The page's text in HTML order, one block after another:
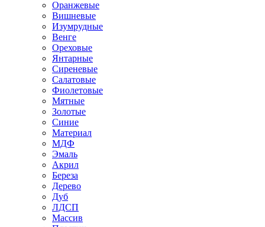
Оранжевые
Вишневые
Изумрудные
Венге
Ореховые
Янтарные
Сиреневые
Салатовые
Фиолетовые
Мятные
Золотые
Синие
Материал
МДФ
Эмаль
Акрил
Береза
Дерево
Дуб
ЛДСП
Массив